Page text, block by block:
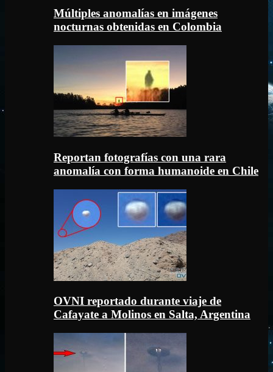
Múltiples anomalías en imágenes
nocturnas obtenidas en Colombia
Reportan fotografías con una rara
anomalía con forma humanoide en Chile
OVNI reportado durante viaje de
Cafayate a Molinos en Salta, Argentina